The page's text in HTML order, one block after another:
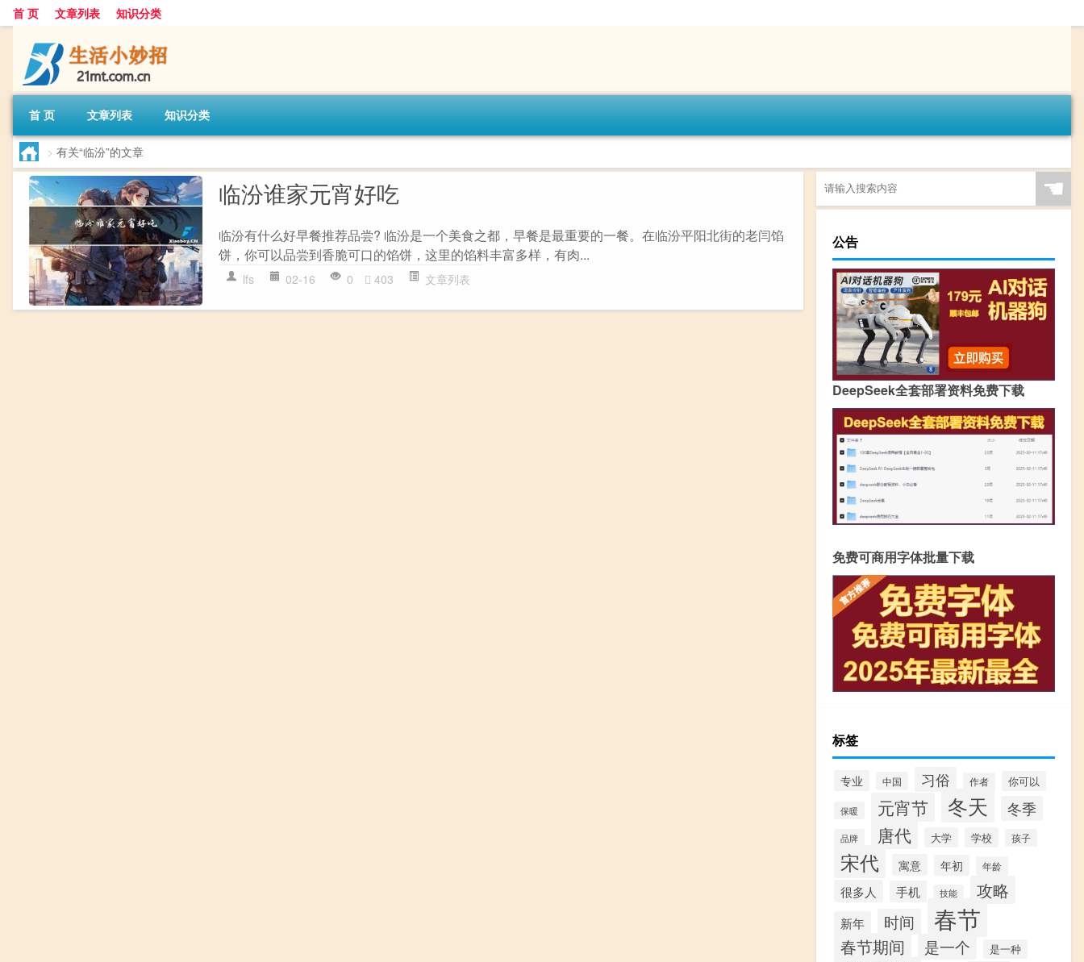
首 页 文章列表 知识分类
首 页 文章列表 知识分类
> 有关“临汾”的文章
临汾谁家元宵好吃
临汾有什么好早餐推荐品尝? 临汾是一个美食之都，早餐是最重要的一餐。在临汾平阳北街的老闫馅
饼，你可以品尝到香脆可口的馅饼，这里的馅料丰富多样，有肉...
lfs 02-16 0 403 文章列表
☚
公告
DeepSeek全套部署资料免费下载
免费可商用字体批量下载
标签
专业 中国 习俗 作者 你可以
保暖 元宵节 冬天 冬季
品牌 唐代 大学 学校 孩子
宋代 寓意 年初 年龄
很多人 手机 技能 攻略
新年 时间 春节
春节期间 是一个 是一种